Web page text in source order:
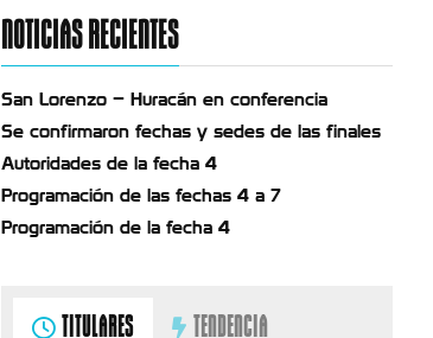
NOTICIAS RECIENTES
San Lorenzo – Huracán en conferencia
Se confirmaron fechas y sedes de las finales
Autoridades de la fecha 4
Programación de las fechas 4 a 7
Programación de la fecha 4
TITULARES TENDENCIA